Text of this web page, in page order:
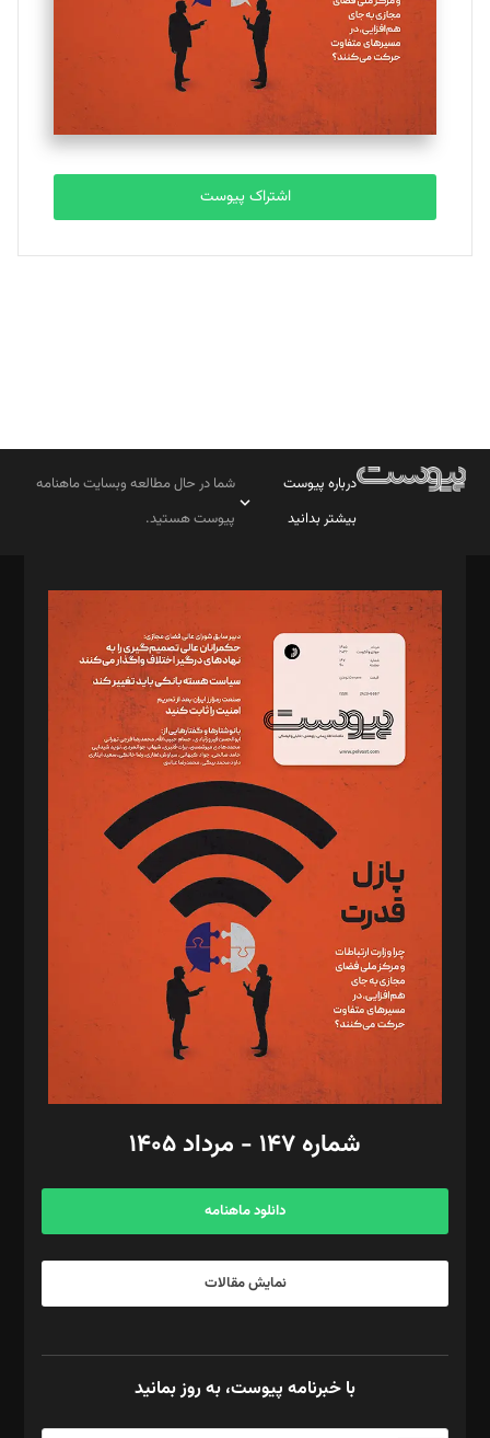
ملینا جعفری
تحریریه
مصطفی مسجدی آرانی
تحریریه
بابک نقاش
تحریریه
اشتراک پیوست
درباره پیوست
بیشتر بدانید
شما در حال مطالعه وبسایت ماهنامه
پیوست هستید.
مدیر مسئول: محمدباقر اثنی‌عشری
سردبیر: مهرک محمودی
دبیر تحریریه: میثم قاسمی
د‌بیر ناداستان: سمانه سمیع
د‌بیر خدمت و تجارت: ابوالفضل رجبی
د‌بیر حقوق فناوری: حسام‌الدین ایپکچی
د‌بیر پیوست جهان: مینا پاکدل
د‌بیر تحریریه آنلاین: بابک نقاش
تحریریه‌: مجتبی محمود‌ی، آرش برهمند، یسنا امان‌پور، سروش کرمیان،
مصطفی مسجدی آرانی، ابوالفضل رجبی، زهرا فکرانه، فائزه فتحی
رستمی،مصطفی باستان
ویرایش: نگار استاد‌‌آقا
طراح یونیفرم: مجید توکلی
فیلمبرداری و عکاسی: امیر شفیعی، مانی لطفی زاده
گرافیک و صفحه‌آرایی: سید‌سبحان‌علی ثابت
مد‌یر توسعه تجاری: کامبیز برید‌
امور مالی: شاپور رهبری، محمد‌ کاظمی‌نیا
آگهی و مشترکین: ۰۹۱۹۹۹۹۰۴۵۴
شماره ۱۴۷ - مرداد ۱۴۰۵
دانلود ماهنامه
نمایش مقالات
با خبرنامه پیوست، به روز بمانید